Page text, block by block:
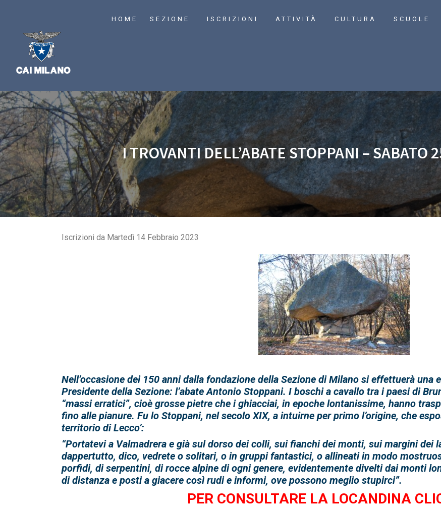
HOME SEZIONE ISCRIZIONI ATTIVITÀ CULTURA SCUOLE
I TROVANTI DELL’ABATE STOPPANI – SABATO
Iscrizioni da Martedì 14 Febbraio 2023
Nell’occasione dei 150 anni dalla fondazione della Sezione di Milano si effettuerà una
Presidente della Sezione: l’abate Antonio Stoppani. I boschi a cavallo tra i paesi di
“massi erratici”, cioè grosse pietre che i ghiacciai, in epoche lontanissime, hanno
fino alle pianure. Fu lo Stoppani, nel secolo XIX, a intuirne per primo l’origine, che
territorio di Lecco’:
“Portatevi a Valmadrera e già sul dorso dei colli, sui fianchi dei monti, sui margini dei
dappertutto, dico, vedrete o solitari, o in gruppi fantastici, o allineati in modo
porfidi, di serpentini, di rocce alpine di ogni genere, evidentemente divelti dai monti
di distanza e posti a giacere così rudi e informi, ove possono meglio stupirci”.
PER CONSULTARE LA LOCANDINA